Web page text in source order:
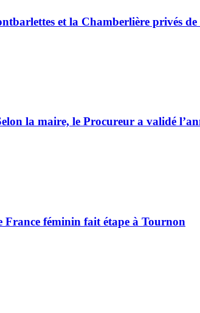
et la Chamberlière privés
la maire, le Procureur a validé
France féminin fait étape à Tournon